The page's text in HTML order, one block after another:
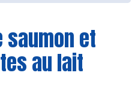
saumon et
au lait